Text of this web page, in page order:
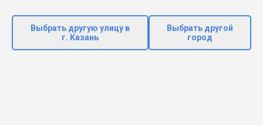
Выбрать другую улицу в
г. Казань
Выбрать другой
город